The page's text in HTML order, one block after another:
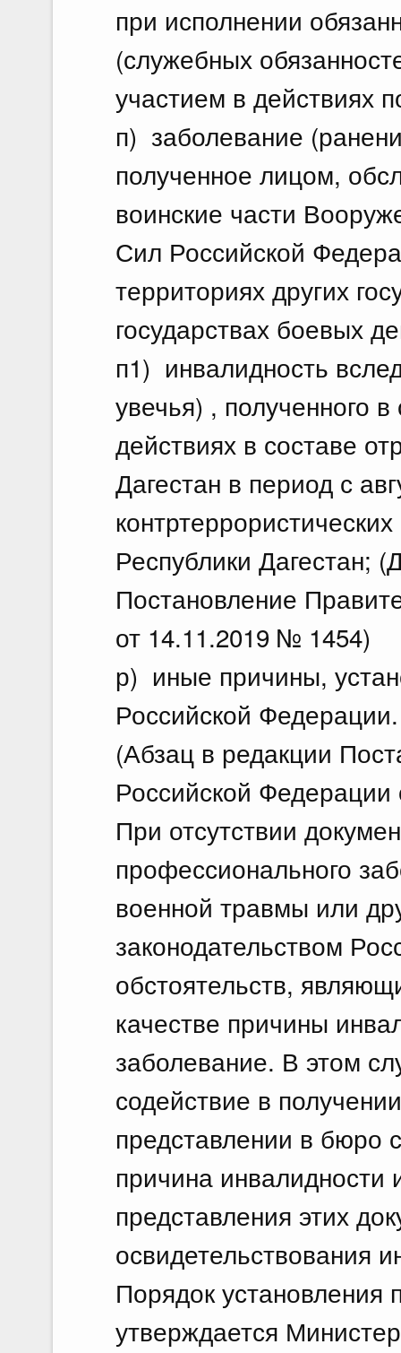
при исполнении
(служебных
участием в действиях
п) заболевание
полученное лицом,
воинские части
Сил Российской
территориях других
государствах боевых
п1) инвалидность
увечья) , полученного
действиях в составе
Дагестан в период с
Республики Дагестан;
Постановление
от 14.11.2019 № 1454)
р) иные причины,
Российской Федерации.
(Абзац в редакции
Российской
При отсутствии
профессионального
военной травмы или
законодательством
обстоятельств,
качестве причины
заболевание. В этом
содействие в
представлении в бюро
причина инвалидности
представления этих
освидетельствования
Порядок установления
утверждается